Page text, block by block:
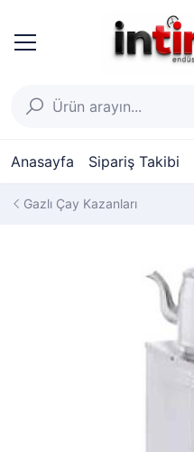
Anasayfa Sipariş Takibi
Gazlı Çay Kazanları